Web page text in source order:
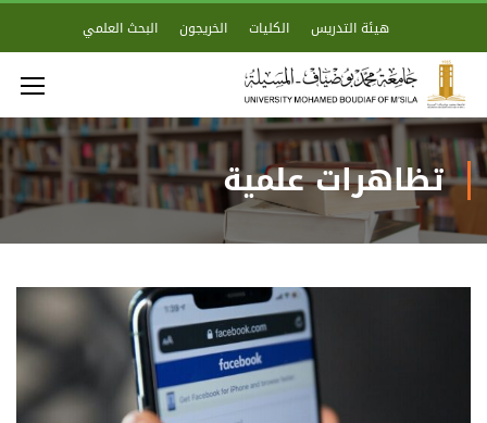
هيئة التدريس الكليات الخريجون البحث العلمي
تظاهرات علمية